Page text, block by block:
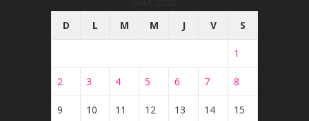
D
L M M J V S
1
2 3 4 5 6 7 8
9 10 11 12 13 14 15